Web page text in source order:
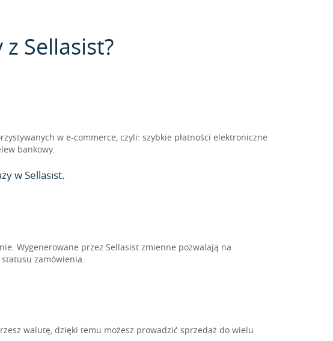
Sellasist?
w e-commerce, czyli: szybkie płatności elektroniczne
bankowy.
w Sellasist.
Wygenerowane przez Sellasist zmienne pozwalają na
zamówienia.
walutę, dzięki temu możesz prowadzić sprzedaż do wielu